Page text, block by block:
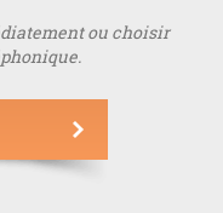
ou choisir